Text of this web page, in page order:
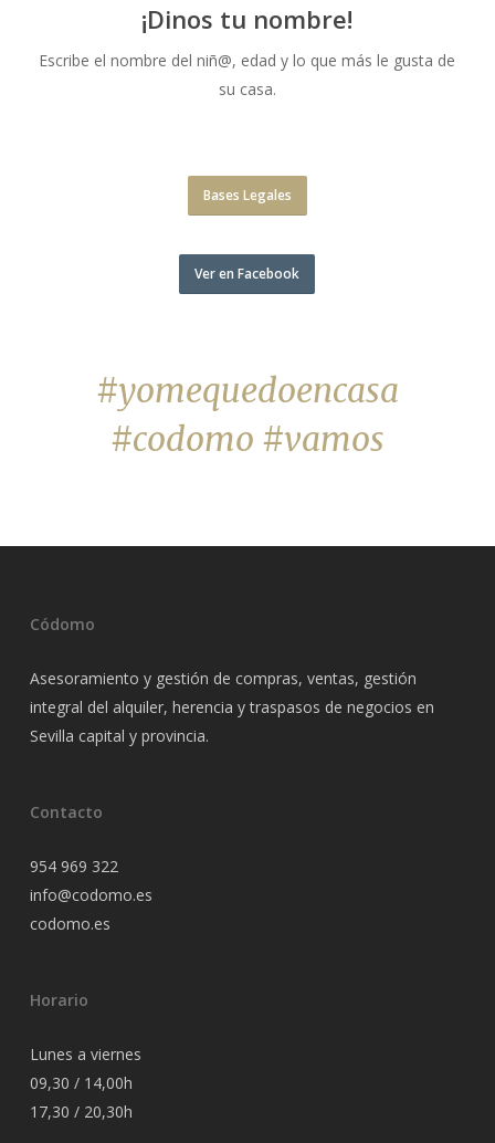
¡Dinos tu nombre!
Escribe el nombre del niñ@, edad y lo que más le gusta de
su casa.
Bases Legales
Ver en Facebook
#yomequedoencasa
#codomo #vamos
Códomo
Asesoramiento y gestión de compras, ventas, gestión
integral del alquiler, herencia y traspasos de negocios en
Sevilla capital y provincia.
Contacto
954 969 322
info@codomo.es
codomo.es
Horario
Lunes a viernes
09,30 / 14,00h
17,30 / 20,30h